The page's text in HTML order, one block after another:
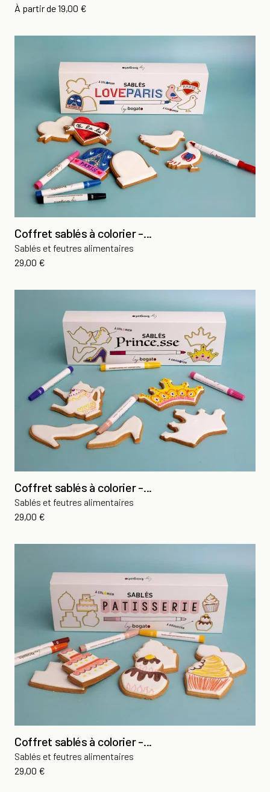
À partir dePrix
19,00 €
Coffret sablés à colorier -...
Sablés et feutres alimentaires
Prix
29,00 €
Coffret sablés à colorier -...
Sablés et feutres alimentaires
Prix
29,00 €
Coffret sablés à colorier -...
Sablés et feutres alimentaires
Prix
29,00 €